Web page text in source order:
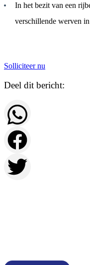
In het bezit van een
verschillende werven
Solliciteer nu
Deel dit bericht: